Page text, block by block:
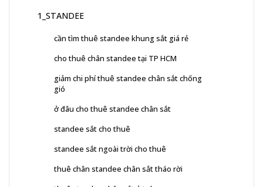
1_STANDEE
cần tìm thuê standee khung sắt giá rẻ
cho thuê chân standee tại TP HCM
giảm chi phí thuê standee chân sắt chống
gió
ở đâu cho thuê standee chân sắt
standee sắt cho thuê
standee sắt ngoài trời cho thuê
thuê chân standee chân sắt tháo rời